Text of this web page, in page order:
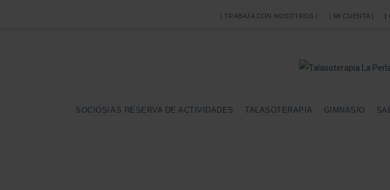
| TRABAJA CON NOSOTROS | | MI CUENTA | |
SOCIOS/AS RESERVA DE ACTIVIDADES TALASOTERAPIA GIMNASIO